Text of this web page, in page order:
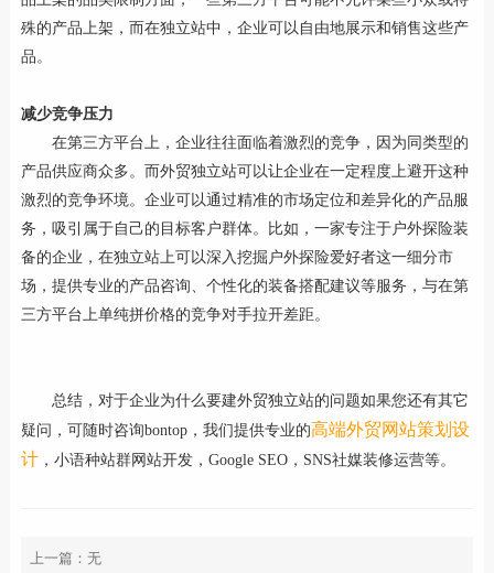
殊的产品上架，而在独立站中，企业可以自由地展示和销售这些产
品。
减少竞争压力
在第三方平台上，企业往往面临着激烈的竞争，因为同类型的
产品供应商众多。而外贸独立站可以让企业在一定程度上避开这种
激烈的竞争环境。企业可以通过精准的市场定位和差异化的产品服
务，吸引属于自己的目标客户群体。比如，一家专注于户外探险装
备的企业，在独立站上可以深入挖掘户外探险爱好者这一细分市
场，提供专业的产品咨询、个性化的装备搭配建议等服务，与在第
三方平台上单纯拼价格的竞争对手拉开差距。
总结，对于企业为什么要建外贸独立站的问题如果您还有其它
疑问，可随时咨询bontop，我们提供专业的高端外贸网站策划设
计，小语种站群网站开发，Google SEO，SNS社媒装修运营等。
上一篇：无